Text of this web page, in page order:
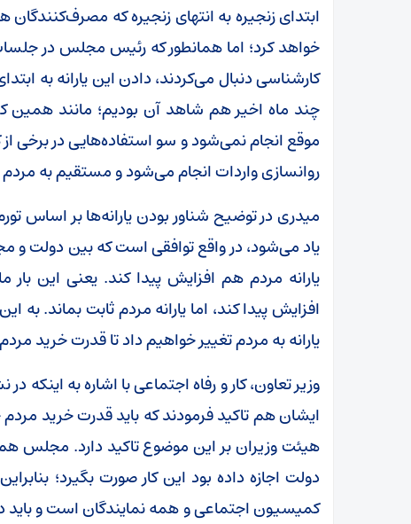
خواهد کرد؛ اما همانطور که رئیس مجلس در
کارشناسی دنبال می‌کردند، دادن این یارانه به
چند ماه اخیر هم شاهد آن بودیم؛ مانند همین
موقع انجام نمی‌شود و سو استفاده‌هایی در برخی از
روانسازی واردات انجام می‌شود و مستقیم به
میدری در توضیح شناور بودن یارانه‌ها بر اساس
یاد می‌شود، در واقع توافقی است که بین دولت و
یارانه مردم هم افزایش پیدا کند. یعنی این
یارانه به مردم تغییر خواهیم داد تا قدرت خرید
وزیر تعاون، کار و رفاه اجتماعی با اشاره به
ایشان هم تاکید فرمودند که باید قدرت خرید
دولت اجازه داده بود این کار صورت بگیرد؛
کمیسیون اجتماعی و همه نمایندگان است و